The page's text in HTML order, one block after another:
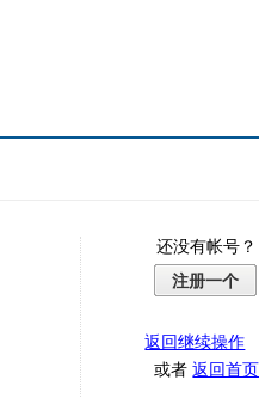
还没有帐号？
注册一个
返回继续操作
或者返回首页